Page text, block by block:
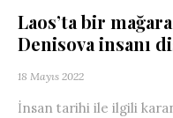
Laos’ta bir
Denisova insanı
18 Mayıs 2022
İnsan tarihi ile ilgili